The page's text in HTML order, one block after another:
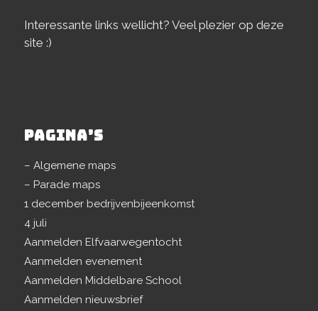
Interessante links wellicht? Veel plezier op deze
site :)
PAGINA’S
– Algemene maps
– Parade maps
1 december bedrijvenbijeenkomst
4 juli
Aanmelden Elfvaarwegentocht
Aanmelden evenement
Aanmelden Middelbare School
Aanmelden nieuwsbrief